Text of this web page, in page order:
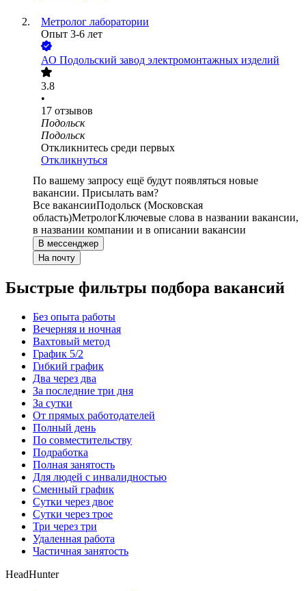
Метролог лаборатории
Опыт 3-6 лет
АО Подольский завод электромонтажных изделий
3.8
•
17 отзывов
Подольск
Подольск
Откликнитесь среди первых
Откликнуться
По вашему запросу ещё будут появляться новые
вакансии. Присылать вам?
Все вакансииПодольск (Московская
область)МетрологКлючевые слова в названии вакансии,
в названии компании и в описании вакансии
В мессенджер
На почту
Быстрые фильтры подбора вакансий
Без опыта работы
Вечерняя и ночная
Вахтовый метод
График 5/2
Гибкий график
Два через два
За последние три дня
За сутки
От прямых работодателей
Полный день
По совместительству
Подработка
Полная занятость
Для людей с инвалидностью
Сменный график
Сутки через двое
Сутки через трое
Три через три
Удаленная работа
Частичная занятость
HeadHunter